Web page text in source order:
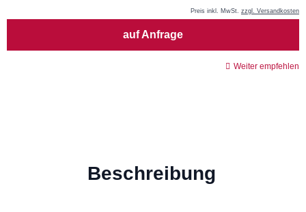
Preis inkl. MwSt. zzgl. Versandkosten
auf Anfrage
Weiter empfehlen
Beschreibung